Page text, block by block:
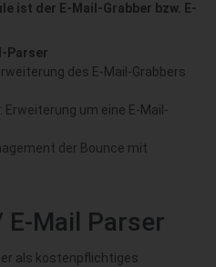
ist der E-Mail-Grabber bzw. E-
Parser
des E-Mail-Grabbers
: Erweiterung um eine E-Mail-
der Bounce mit
E-Mail Parser
als kostenpflichtiges